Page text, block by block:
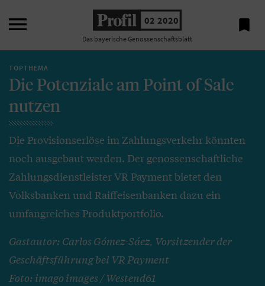
 02 2020
Das bayerische Genossenschaftsblatt

TOPTHEMA
Die Potenziale am Point of Sale
nutzen
Die Provisionserlöse im Zahlungsverkehr könnten
noch ausgebaut werden. Der genossenschaftliche
Zahlungsdienstleister VR Payment bietet den
Volksbanken und Raiffeisenbanken dazu ein
umfangreiches Produktportfolio.
Gastautor: Carlos Gómez-Sáez, Vorsitzender der
Geschäftsführung bei VR Payment
Foto: imago images / Westend61